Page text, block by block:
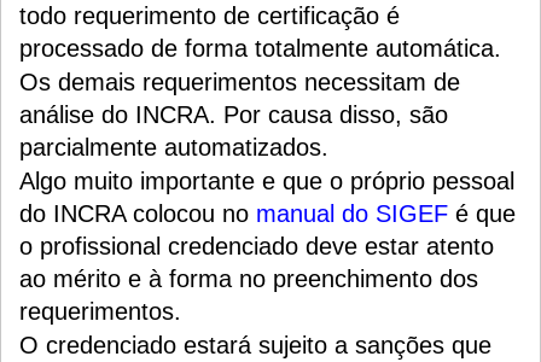
todo requerimento de certificação é
processado de forma totalmente automática.
Os demais requerimentos necessitam de
análise do INCRA. Por causa disso, são
parcialmente automatizados.
Algo muito importante e que o próprio pessoal
do INCRA colocou no manual do SIGEF é que
o profissional credenciado deve estar atento
ao mérito e à forma no preenchimento dos
requerimentos.
O credenciado estará sujeito a sanções que